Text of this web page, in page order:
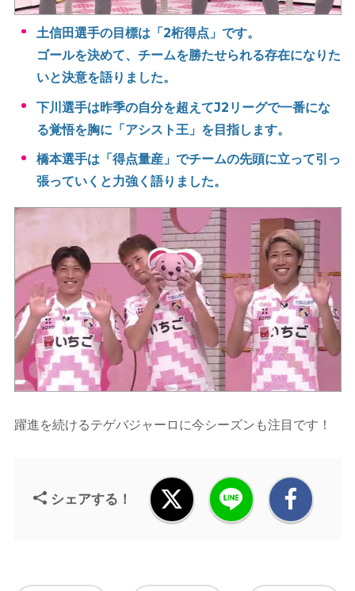
土信田選手の目標は「2桁得点」です。
ゴールを決めて、チームを勝たせられる存在になりた
いと決意を語りました。
下川選手は昨季の自分を超えてJ2リーグで一番にな
る覚悟を胸に「アシスト王」を目指します。
橋本選手は「得点量産」でチームの先頭に立って引っ
張っていくと力強く語りました。
躍進を続けるテゲバジャーロに今シーズンも注目です！
シェアする！